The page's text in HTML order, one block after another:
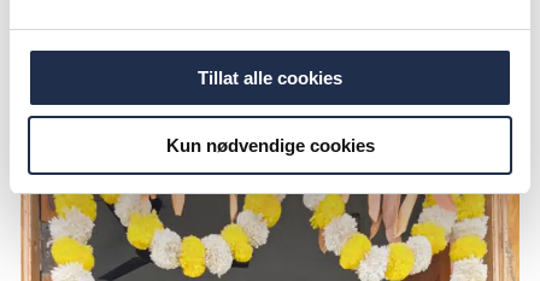
Tillat alle cookies
Kun nødvendige cookies
pålitelige partnerskap.